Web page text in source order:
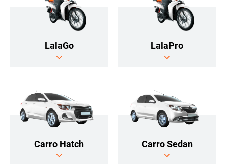
LalaGo LalaPro
Carro Hatch Carro Sedan